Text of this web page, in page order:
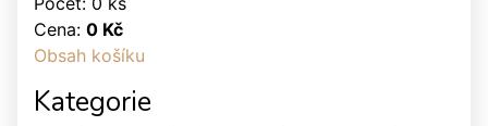
Cena: 0 Kč
Obsah košíku
Kategorie